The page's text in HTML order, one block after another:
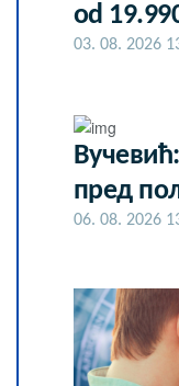
od
03. 08. 2026
пред
06. 08. 2026